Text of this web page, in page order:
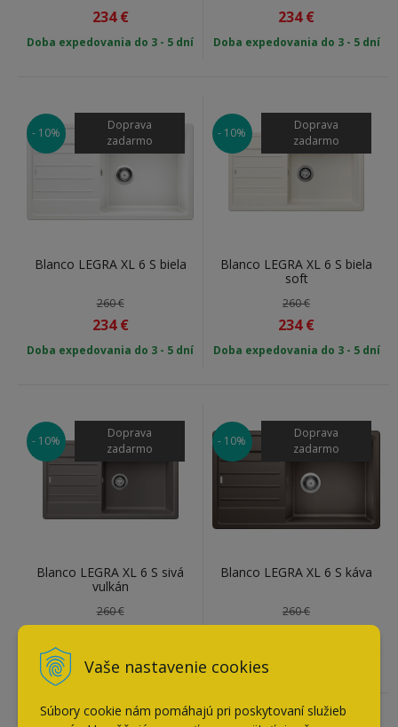
Vaše nastavenie cookies
Súbory cookie nám pomáhajú pri poskytovaní služieb
234 €
Doba expedovania do 3 - 5 dní
234 €
Doba expedovania do 3 - 5 dní
- 10%
Doprava
zadarmo
Blanco LEGRA XL 6 S biela
260 €
234 €
Doba expedovania do 3 - 5 dní
- 10%
Doprava
zadarmo
Blanco LEGRA XL 6 S biela
soft
260 €
234 €
Doba expedovania do 3 - 5 dní
- 10%
Doprava
zadarmo
Blanco LEGRA XL 6 S sivá
vulkán
260 €
Doba expedovania do 3 - 5 dní
- 10%
Doprava
zadarmo
Blanco LEGRA XL 6 S káva
260 €
Doba expedovania do 3 - 5 dní